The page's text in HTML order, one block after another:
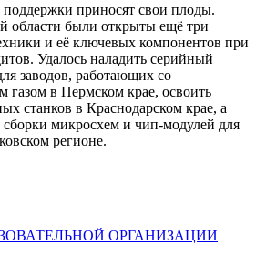
приносят свои плоды.
области были открыты ещё три
и её ключевых компонентов при
Удалось наладить серийный
заводов, работающих со
в Пермском крае, освоить
станков в Краснодарском крае, а
сборки микросхем и чип-модулей для
регионе.
ОРГАНИЗАЦИИ